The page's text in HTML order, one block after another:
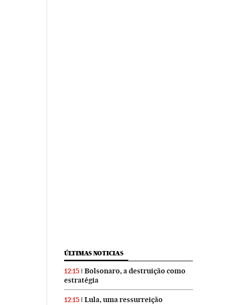
ÚLTIMAS NOTICIAS
12:15
Bolsonaro, a destruição como
estratégia
12:15 Lula, uma ressurreição